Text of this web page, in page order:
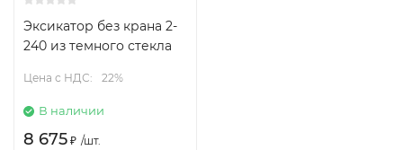
Эксикатор без крана 2-
240 из темного стекла
Цена с НДС: 22%
В наличии
8 675 ₽ /шт.